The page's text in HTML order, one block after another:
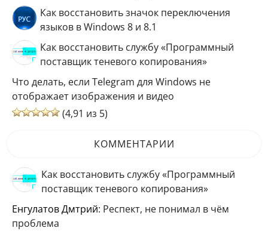
Как восстановить значок переключения
языков в Windows 8 и 8.1
Как восстановить службу «Программный
поставщик теневого копирования»
Что делать, если Telegram для Windows не
отображает изображения и видео
(4,91 из 5)
КОММЕНТАРИИ
Как восстановить службу «Программный
поставщик теневого копирования»
Енгулатов Дмтрий: Респект, не понимал в чём
проблема